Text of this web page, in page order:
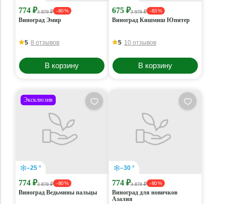
774 ₽3 870 ₽ - 80 %
Виноград Эмир
5 8 отзывов
В корзину
675 ₽3 970 ₽ - 83 %
Виноград Кишмиш Юпитер
5 10 отзывов
В корзину
Эксклюзив
–25 °
774 ₽3 870 ₽ - 80 %
Виноград Ведьмины пальцы
–30 °
774 ₽3 870 ₽ - 80 %
Виноград для новичков
Азалия